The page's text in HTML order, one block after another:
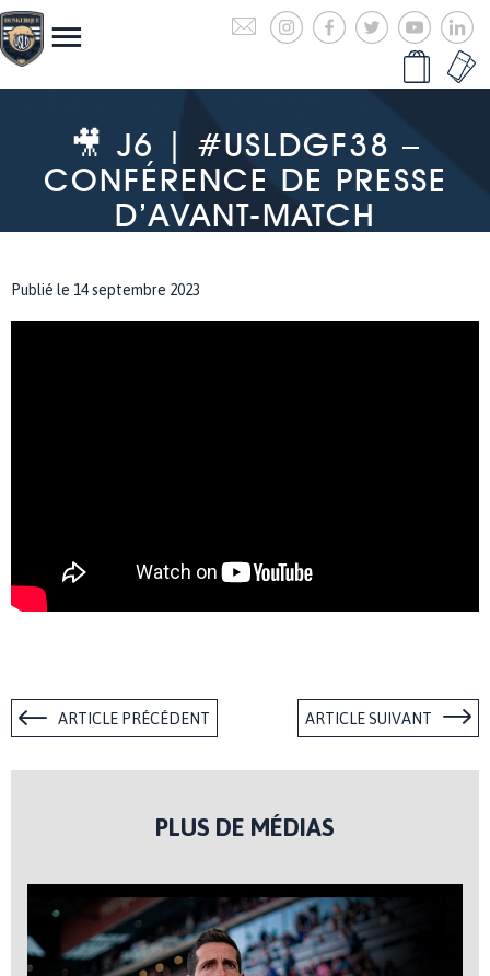
🎥 J6 | #USLDGF38 –
CONFÉRENCE DE PRESSE
D’AVANT-MATCH
Publié le 14 septembre 2023
ARTICLE PRÉCÉDENT ARTICLE SUIVANT
PLUS DE MÉDIAS